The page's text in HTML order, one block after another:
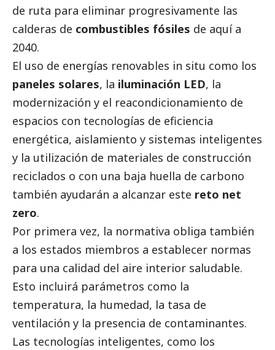
de ruta para eliminar progresivamente las
calderas de combustibles fósiles de aquí a
2040.
El uso de energías renovables in situ como los
paneles solares, la iluminación LED, la
modernización y el reacondicionamiento de
espacios con tecnologías de eficiencia
energética, aislamiento y sistemas inteligentes
y la utilización de materiales de construcción
reciclados o con una baja huella de carbono
también ayudarán a alcanzar este reto net
zero.
Por primera vez, la normativa obliga también
a los estados miembros a establecer normas
para una calidad del aire interior saludable.
Esto incluirá parámetros como la
temperatura, la humedad, la tasa de
ventilación y la presencia de contaminantes.
Las tecnologías inteligentes, como los